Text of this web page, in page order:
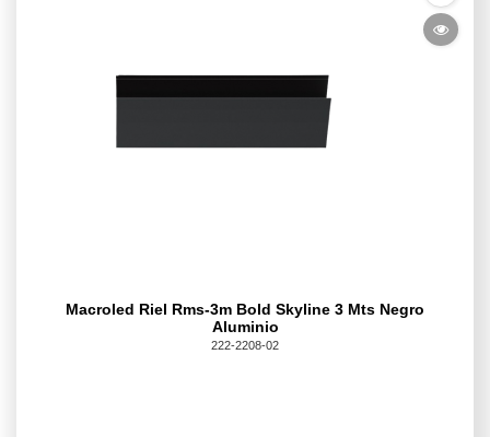
Macroled Riel Rms-3m Bold Skyline 3 Mts Negro
Aluminio
222-2208-02